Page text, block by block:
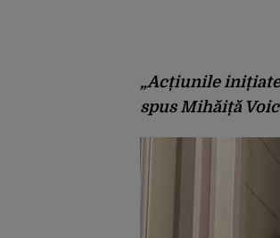
„Acțiunile inițiate
spus Mihăiță